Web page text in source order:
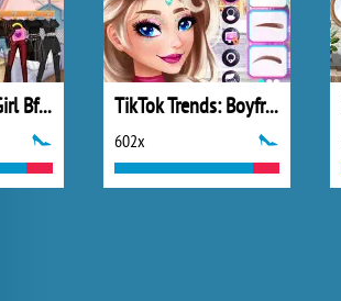
Soft Girl vs E-Girl Bffs Looks TikTok Trends: Boyfriend Fashion
602x